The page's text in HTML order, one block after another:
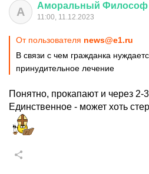
А Аморальный Философ
11:00, 11.12.2023
От пользователя news@e1.ru
В связи с чем гражданка
принудительное лечение
Понятно, прокапают и через 2-
Единственное - может хоть